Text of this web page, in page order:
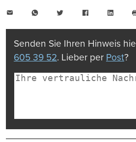
WhatsAppTwitter Facebook
Senden Sie Ihren Hinweis
605 39 52. Lieber per Post?